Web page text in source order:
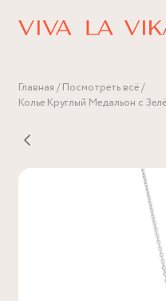
Главная
Посмотреть всё
Колье Круглый Медальон с